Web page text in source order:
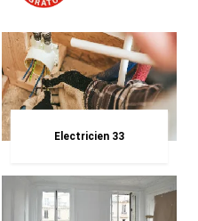
Electricien 33